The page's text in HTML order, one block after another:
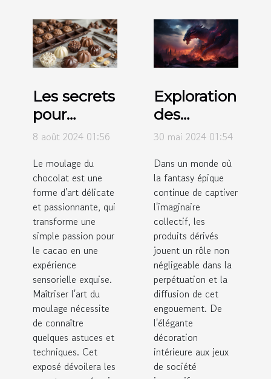
Les secrets
pour
réussir le
du
chocolat à
la maison
8 août 2024 01:56
Le moulage du
chocolat est une
forme d'art délicate
et passionnante, qui
transforme une
simple passion pour
le cacao en une
expérience
sensorielle exquise.
Maîtriser l'art du
moulage nécessite
de connaître
quelques astuces et
techniques. Cet
exposé dévoilera les
Exploration
des
tendances
des
produits
dérivés
issus de la
fantasy
épique
30 mai 2024 01:54
Dans un monde où
la fantasy épique
continue de captiver
l'imaginaire
collectif, les
produits dérivés
jouent un rôle non
négligeable dans la
perpétuation et la
diffusion de cet
engouement. De
l'élégante
décoration
intérieure aux jeux
de société